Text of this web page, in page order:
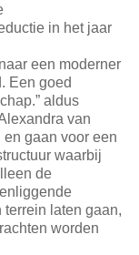
in het jaar
een moderner
Een goed
aldus
van
en gaan voor een
waarbij
de
terrein laten gaan,
worden